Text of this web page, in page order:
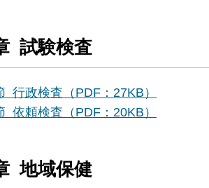
試験検査
行政検査（PDF：27KB）
依頼検査（PDF：20KB）
地域保健